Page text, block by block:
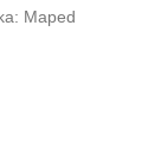
Maped